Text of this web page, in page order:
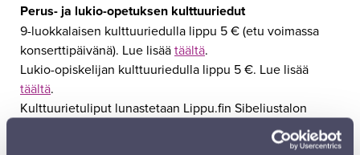
Perus- ja lukio-opetuksen kulttuuriedut
9-luokkalaisen kulttuuriedulla lippu 5 € (etu voimassa
konserttipäivänä). Lue lisäätäältä.
Lukio-opiskelijan kulttuuriedulla lippu 5 €. Lue lisää
täältä.
Kulttuurietuliput lunastetaan Lippu.fin Sibeliustalon